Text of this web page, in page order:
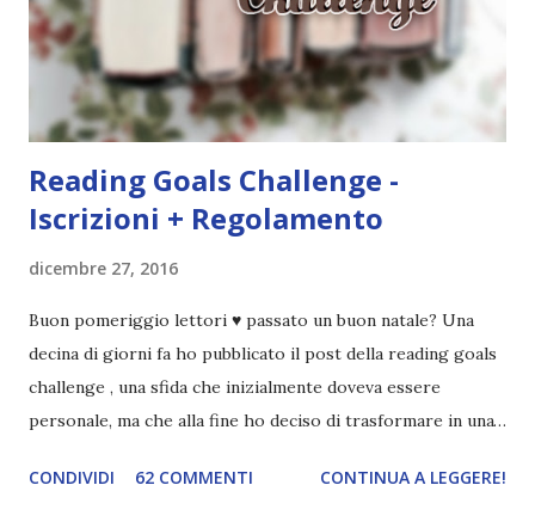
coprendoti gli occhi. È bellissimo, forte, e assolutamente
terrificante. Non mi vede neppure. Ma io l'ho notato. L'ho
visto, l'ho sentito. Le cose che ha fatto, i misfatti ch...
Reading Goals Challenge -
Iscrizioni + Regolamento
dicembre 27, 2016
Buon pomeriggio lettori ♥ passato un buon natale? Una
decina di giorni fa ho pubblicato il post della reading goals
challenge , una sfida che inizialmente doveva essere
personale, ma che alla fine ho deciso di trasformare in una
persone interessate. E quindi eccomi qui con il post delle
CONDIVIDI 62 COMMENTI CONTINUA A LEGGERE!